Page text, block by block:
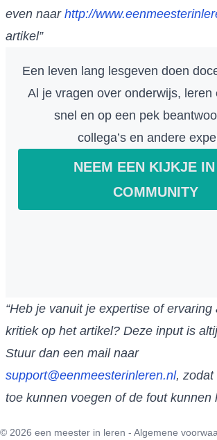
even naar http://
artikel”
Een leven lang lesgeven doen
Al je vragen over onderwijs, leren
snel en op een pek
collega’s en andere
NEEM EEN KIJKJE
COMMUNITY
“Heb je vanuit je expertise of
kritiek op het artikel? Deze input is
Stuur dan een mail naar
support@eenmeesterinleren.nl, zodat
toe kunnen voegen of de fout kunnen
© 2026 een meester in leren - Algemene